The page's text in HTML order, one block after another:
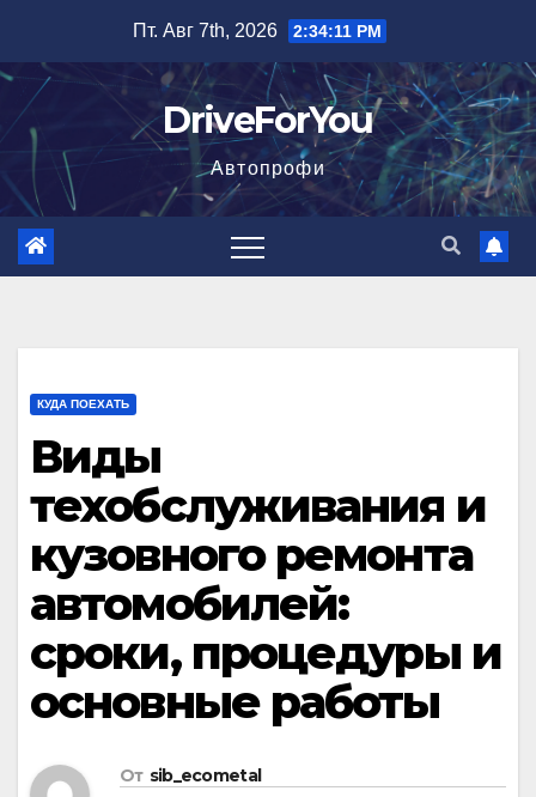
содержимому
Пт. Авг 7th, 2026 2:34:13 PM
DriveForYou
Автопрофи
КУДА ПОЕХАТЬ
Виды
техобслуживания и
кузовного ремонта
автомобилей:
сроки, процедуры и
основные работы
От sib_ecometal